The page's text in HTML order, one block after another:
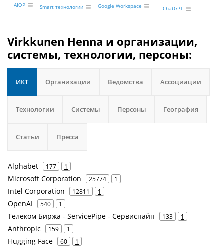
АЮР Smart технологии Google Workspace ChatGPT
Virkkunen Henna и организации,
системы, технологии, персоны:
ИКТ Организации Ведомства Ассоциации
Технологии Системы Персоны География
Статьи Пресса
Alphabet 177 1
Microsoft Corporation 25774 1
Intel Corporation 12811 1
OpenAI 540 1
Телеком Биржа - ServicePipe - Сервиспайп 133 1
Anthropic 159 1
Hugging Face 60 1